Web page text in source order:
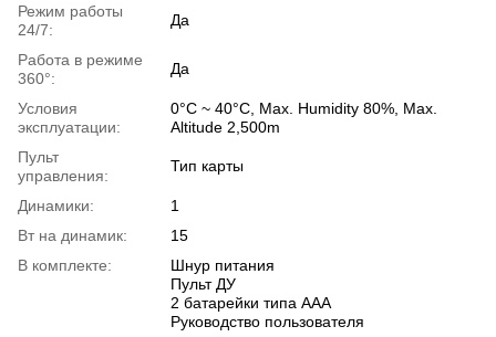
Режим работы
24/7:
Да
Работа в режиме
360°:
Да
Условия
эксплуатации:
0°C ~ 40°C, Max. Humidity 80%, Max.
Altitude 2,500m
Пульт
управления:
Тип карты
Динамики:
1
Вт на динамик:
15
В комплекте:
Шнур питания
Пульт ДУ
2 батарейки типа AAA
Руководство пользователя